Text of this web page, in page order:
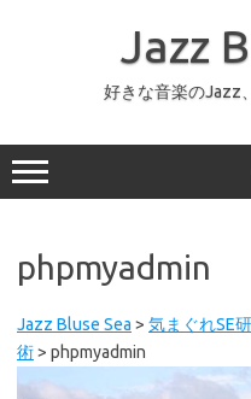
ッ
プ
Jazz
好きな音楽のJazz
phpmyadmin
Jazz Bluse Sea > 気まぐれSE
術> phpmyadmin